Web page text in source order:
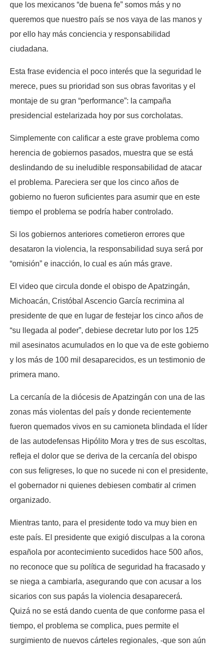
que los mexicanos “de buena fe” somos más y no
queremos que nuestro país se nos vaya de las manos y
por ello hay más conciencia y responsabilidad
ciudadana.
Esta frase evidencia el poco interés que la seguridad le
merece, pues su prioridad son sus obras favoritas y el
montaje de su gran “performance”: la campaña
presidencial estelarizada hoy por sus corcholatas.
Simplemente con calificar a este grave problema como
herencia de gobiernos pasados, muestra que se está
deslindando de su ineludible responsabilidad de atacar
el problema. Pareciera ser que los cinco años de
gobierno no fueron suficientes para asumir que en este
tiempo el problema se podría haber controlado.
Si los gobiernos anteriores cometieron errores que
desataron la violencia, la responsabilidad suya será por
“omisión” e inacción, lo cual es aún más grave.
El video que circula donde el obispo de Apatzingán,
Michoacán, Cristóbal Ascencio García recrimina al
presidente de que en lugar de festejar los cinco años de
“su llegada al poder”, debiese decretar luto por los 125
mil asesinatos acumulados en lo que va de este gobierno
y los más de 100 mil desaparecidos, es un testimonio de
primera mano.
La cercanía de la diócesis de Apatzingán con una de las
zonas más violentas del país y donde recientemente
fueron quemados vivos en su camioneta blindada el líder
de las autodefensas Hipólito Mora y tres de sus escoltas,
refleja el dolor que se deriva de la cercanía del obispo
con sus feligreses, lo que no sucede ni con el presidente,
el gobernador ni quienes debiesen combatir al crimen
organizado.
Mientras tanto, para el presidente todo va muy bien en
este país. El presidente que exigió disculpas a la corona
española por acontecimiento sucedidos hace 500 años,
no reconoce que su política de seguridad ha fracasado y
se niega a cambiarla, asegurando que con acusar a los
sicarios con sus papás la violencia desaparecerá.
Quizá no se está dando cuenta de que conforme pasa el
tiempo, el problema se complica, pues permite el
surgimiento de nuevos cárteles regionales, -que son aún